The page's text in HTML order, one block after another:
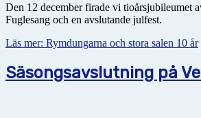
Den 12 december firade vi tioårsjubileumet
Fuglesang och en avslutande julfest.
Läs mer: Rymdungarna och stora salen 10 år
Säsongsavslutning på